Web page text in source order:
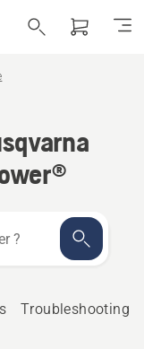
Troubleshooting